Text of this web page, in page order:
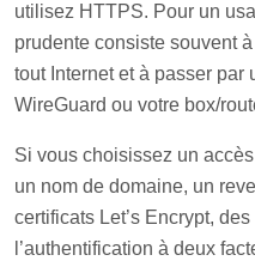
utilisez HTTPS. Pour un
prudente consiste souvent
tout Internet et à passer par
WireGuard ou votre box/
Si vous choisissez un
un nom de domaine, un
certificats Let’s Encrypt,
l’authentification à deux